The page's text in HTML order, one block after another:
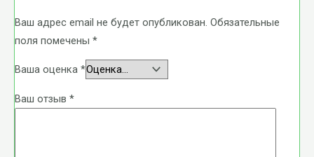
Ваш адрес email не будет опубликован. Обязательные
поля помечены *
Ваша оценка *
Ваш отзыв *